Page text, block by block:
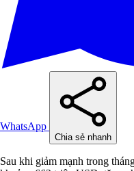
WhatsApp
Chia sẻ nhanh
Sau khi giảm mạnh trong